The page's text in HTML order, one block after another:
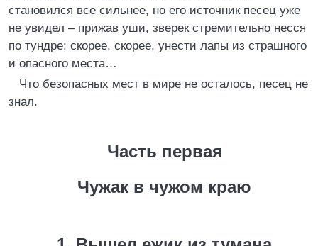
становился все сильнее, но его источник песец уже
не увидел – прижав уши, зверек стремительно несся
по тундре: скорее, скорее, унести лапы из страшного
и опасного места…
Что безопасных мест в мире не осталось, песец не
знал.
Часть первая
Чужак в чужом краю